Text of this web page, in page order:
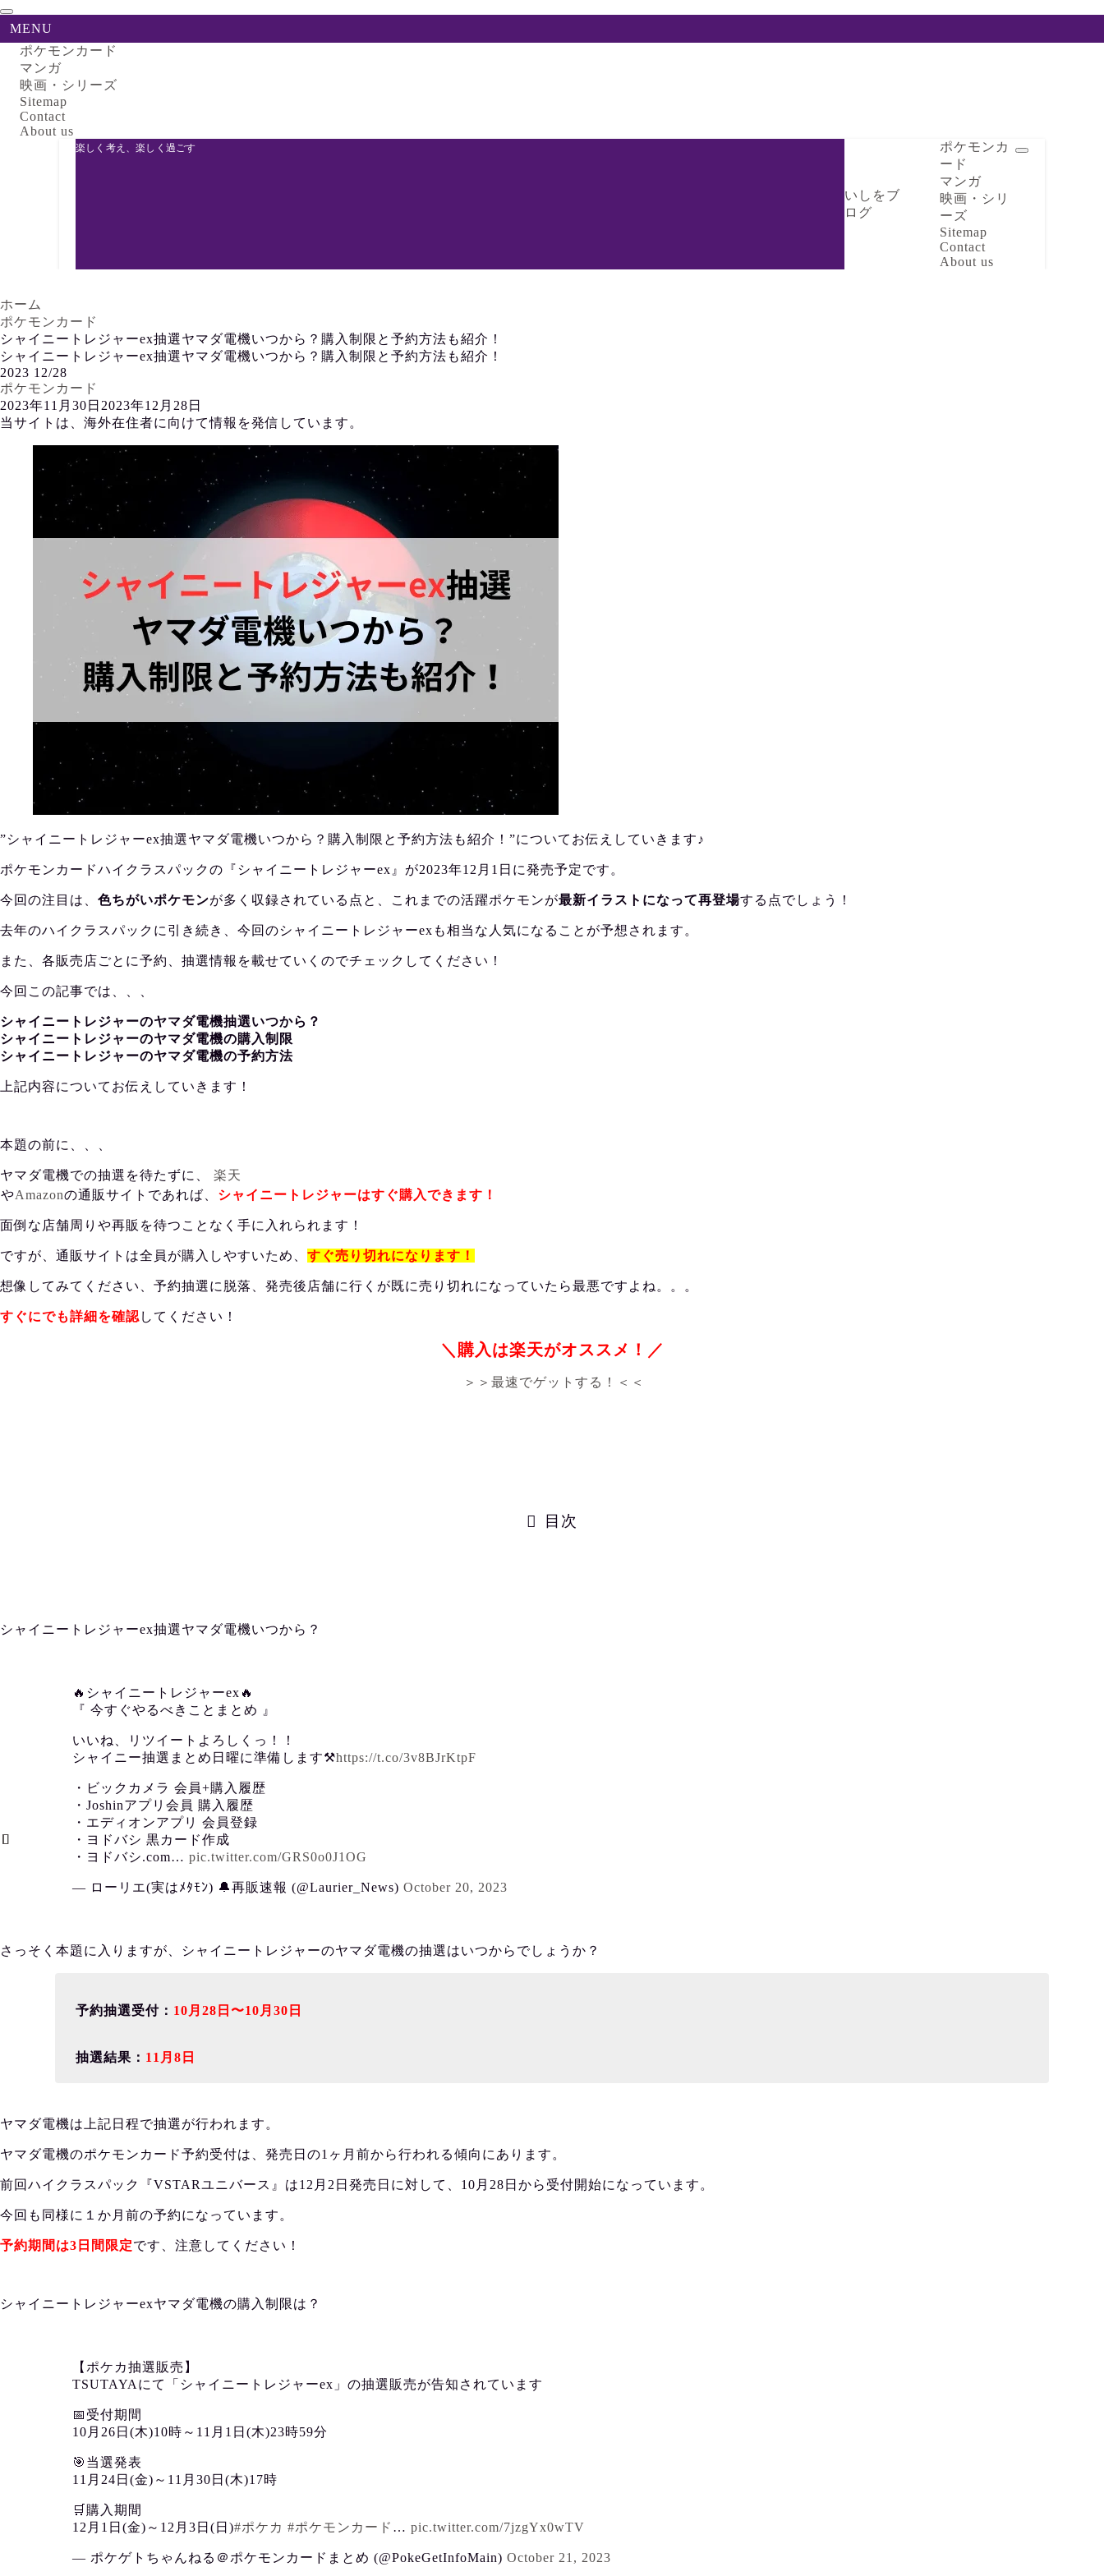
MENU
ポケモンカード
マンガ
映画・シリーズ
Sitemap
Contact
About us
楽しく考え、楽しく過ごす
いしをブ
ログ
ポケモンカ
ード
マンガ
映画・シリ
ーズ
Sitemap
Contact
About us
ホーム
ポケモンカード
シャイニートレジャーex抽選ヤマダ電機いつから？購入制限と予約方法も紹介！
シャイニートレジャーex抽選ヤマダ電機いつから？購入制限と予約方法も紹介！
2023 12/28
ポケモンカード
2023年11月30日 2023年12月28日
当サイトは、海外在住者に向けて情報を発信しています。
”シャイニートレジャーex抽選ヤマダ電機いつから？購入制限と予約方法も紹介！”についてお伝えしていきます♪
ポケモンカードハイクラスパックの『シャイニートレジャーex』が2023年12月1日に発売予定です。
今回の注目は、 色ちがいポケモンが多く収録されている点と、これまでの活躍ポケモンが最新イラストになって再登場する点でしょう！
去年のハイクラスパックに引き続き、今回のシャイニートレジャーexも相当な人気になることが予想されます。
また、各販売店ごとに予約、抽選情報を載せていくのでチェックしてください！
今回この記事では、、、
シャイニートレジャーのヤマダ電機抽選いつから？
シャイニートレジャーのヤマダ電機の購入制限
シャイニートレジャーのヤマダ電機の予約方法
上記内容についてお伝えしていきます！
本題の前に、、、
ヤマダ電機での抽選を待たずに、
楽天
やAmazonの通販サイトであれば、 シャイニートレジャーはすぐ購入できます！
面倒な店舗周りや再販を待つことなく手に入れられます！
ですが、通販サイトは全員が購入しやすいため、 すぐ売り切れになります！
想像してみてください、予約抽選に脱落、発売後店舗に行くが既に売り切れになっていたら最悪ですよね。。。
すぐにでも詳細を確認 してください！
＼購入は楽天がオススメ！／
＞＞最速でゲットする！＜＜
目次
シャイニートレジャーex抽選ヤマダ電機いつから？
🔥シャイニートレジャーex🔥
『 今すぐやるべきことまとめ 』
いいね、リツイートよろしくっ！！
シャイニー抽選まとめ日曜に準備します⚒️https://t.co/3v8BJrKtpF
・ビックカメラ 会員+購入履歴
・Joshinアプリ会員 購入履歴
・エディオンアプリ 会員登録
・ヨドバシ 黒カード作成
・ヨドバシ.com… pic.twitter.com/GRS0o0J1OG
— ローリエ(実はﾒﾀﾓﾝ) 🔔再販速報 (@Laurier_News) October 20, 2023
さっそく本題に入りますが、シャイニートレジャーのヤマダ電機の抽選はいつからでしょうか？
予約抽選受付： 10月28日〜10月30日
抽選結果： 11月8日
ヤマダ電機は上記日程で抽選が行われます。
ヤマダ電機のポケモンカード予約受付は、発売日の1ヶ月前から行われる傾向にあります。
前回ハイクラスパック『VSTARユニバース』は12月2日発売日に対して、10月28日から受付開始になっています。
今回も同様に１か月前の予約になっています。
予約期間は3日間限定です、注意してください！
シャイニートレジャーexヤマダ電機の購入制限は？
【ポケカ抽選販売】
TSUTAYAにて「シャイニートレジャーex」の抽選販売が告知されています
📅受付期間
10月26日(木)10時～11月1日(木)23時59分
🎯当選発表
11月24日(金)～11月30日(木)17時
🛒購入期間
12月1日(金)～12月3日(日)#ポケカ #ポケモンカード … pic.twitter.com/7jzgYx0wTV
— ポケゲトちゃんねる＠ポケモンカードまとめ (@PokeGetInfoMain) October 21, 2023